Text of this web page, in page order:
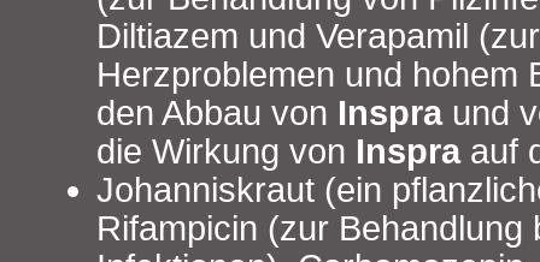
Diltiazem und Verapamil
Herzproblemen und hohem
den Abbau von Inspraund
die Wirkung von Inspraauf
Johanniskraut (ein
Rifampicin (zur Behandlung